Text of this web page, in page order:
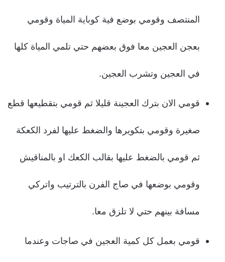
المنتصف وقومي بوضع فية كوباية المياة وقومي
بعجن العجين معا فوق بعضهم حتي تلمي المياة كلها
في العجين وتشرب العجين.
قومي الان بترك العجينة قليلا ثم قومي بتقطيعها قطع
صغيرة وقومي بتكويرها والضغط عليها لفرد الكعكة
ثم قومي بالضغط عليها بقالب الكعك او بالمناقيش
وقومي بوضعها في صاج الفرن بالترتيب واتركي
مسافة بينهم حتي لا تلزق معا.
قومي بعمل كل كمية العجين في صاجات وعندما